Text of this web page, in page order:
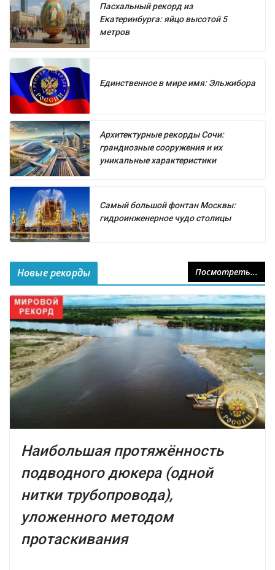
Пасхальный рекорд из
Екатеринбурга: яйцо высотой 5
метров
Единственное в мире имя: Эльжибора
Архитектурные рекорды Сочи:
грандиозные сооружения и их
уникальные характеристики
Самый большой фонтан Москвы:
гидроинженерное чудо столицы
Новые рекорды Посмотреть...
Наибольшая протяжённость
подводного дюкера (одной
нитки трубопровода),
уложенного методом
протаскивания